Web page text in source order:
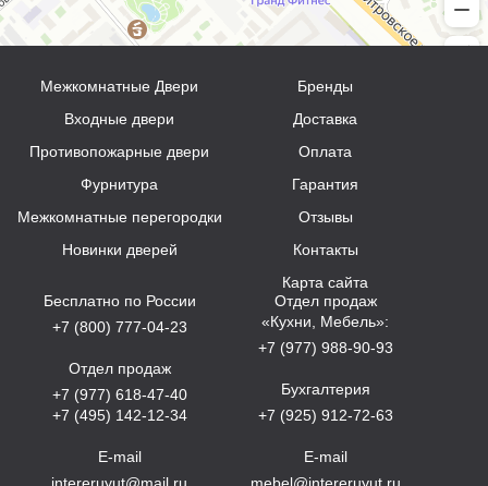
Межкомнатные Двери
Входные двери
Противопожарные двери
Фурнитура
Межкомнатные перегородки
Новинки дверей
Бренды
Доставка
Оплата
Гарантия
Отзывы
Контакты
Карта сайта
Бесплатно по России
+7 (800) 777-04-23
Отдел продаж
+7 (977) 618-47-40
+7 (495) 142-12-34
E-mail
intereruyut@mail.ru
Отдел продаж
«Кухни, Мебель»:
+7 (977) 988-90-93
Бухгалтерия
+7 (925) 912-72-63
E-mail
mebel@intereruyut.ru